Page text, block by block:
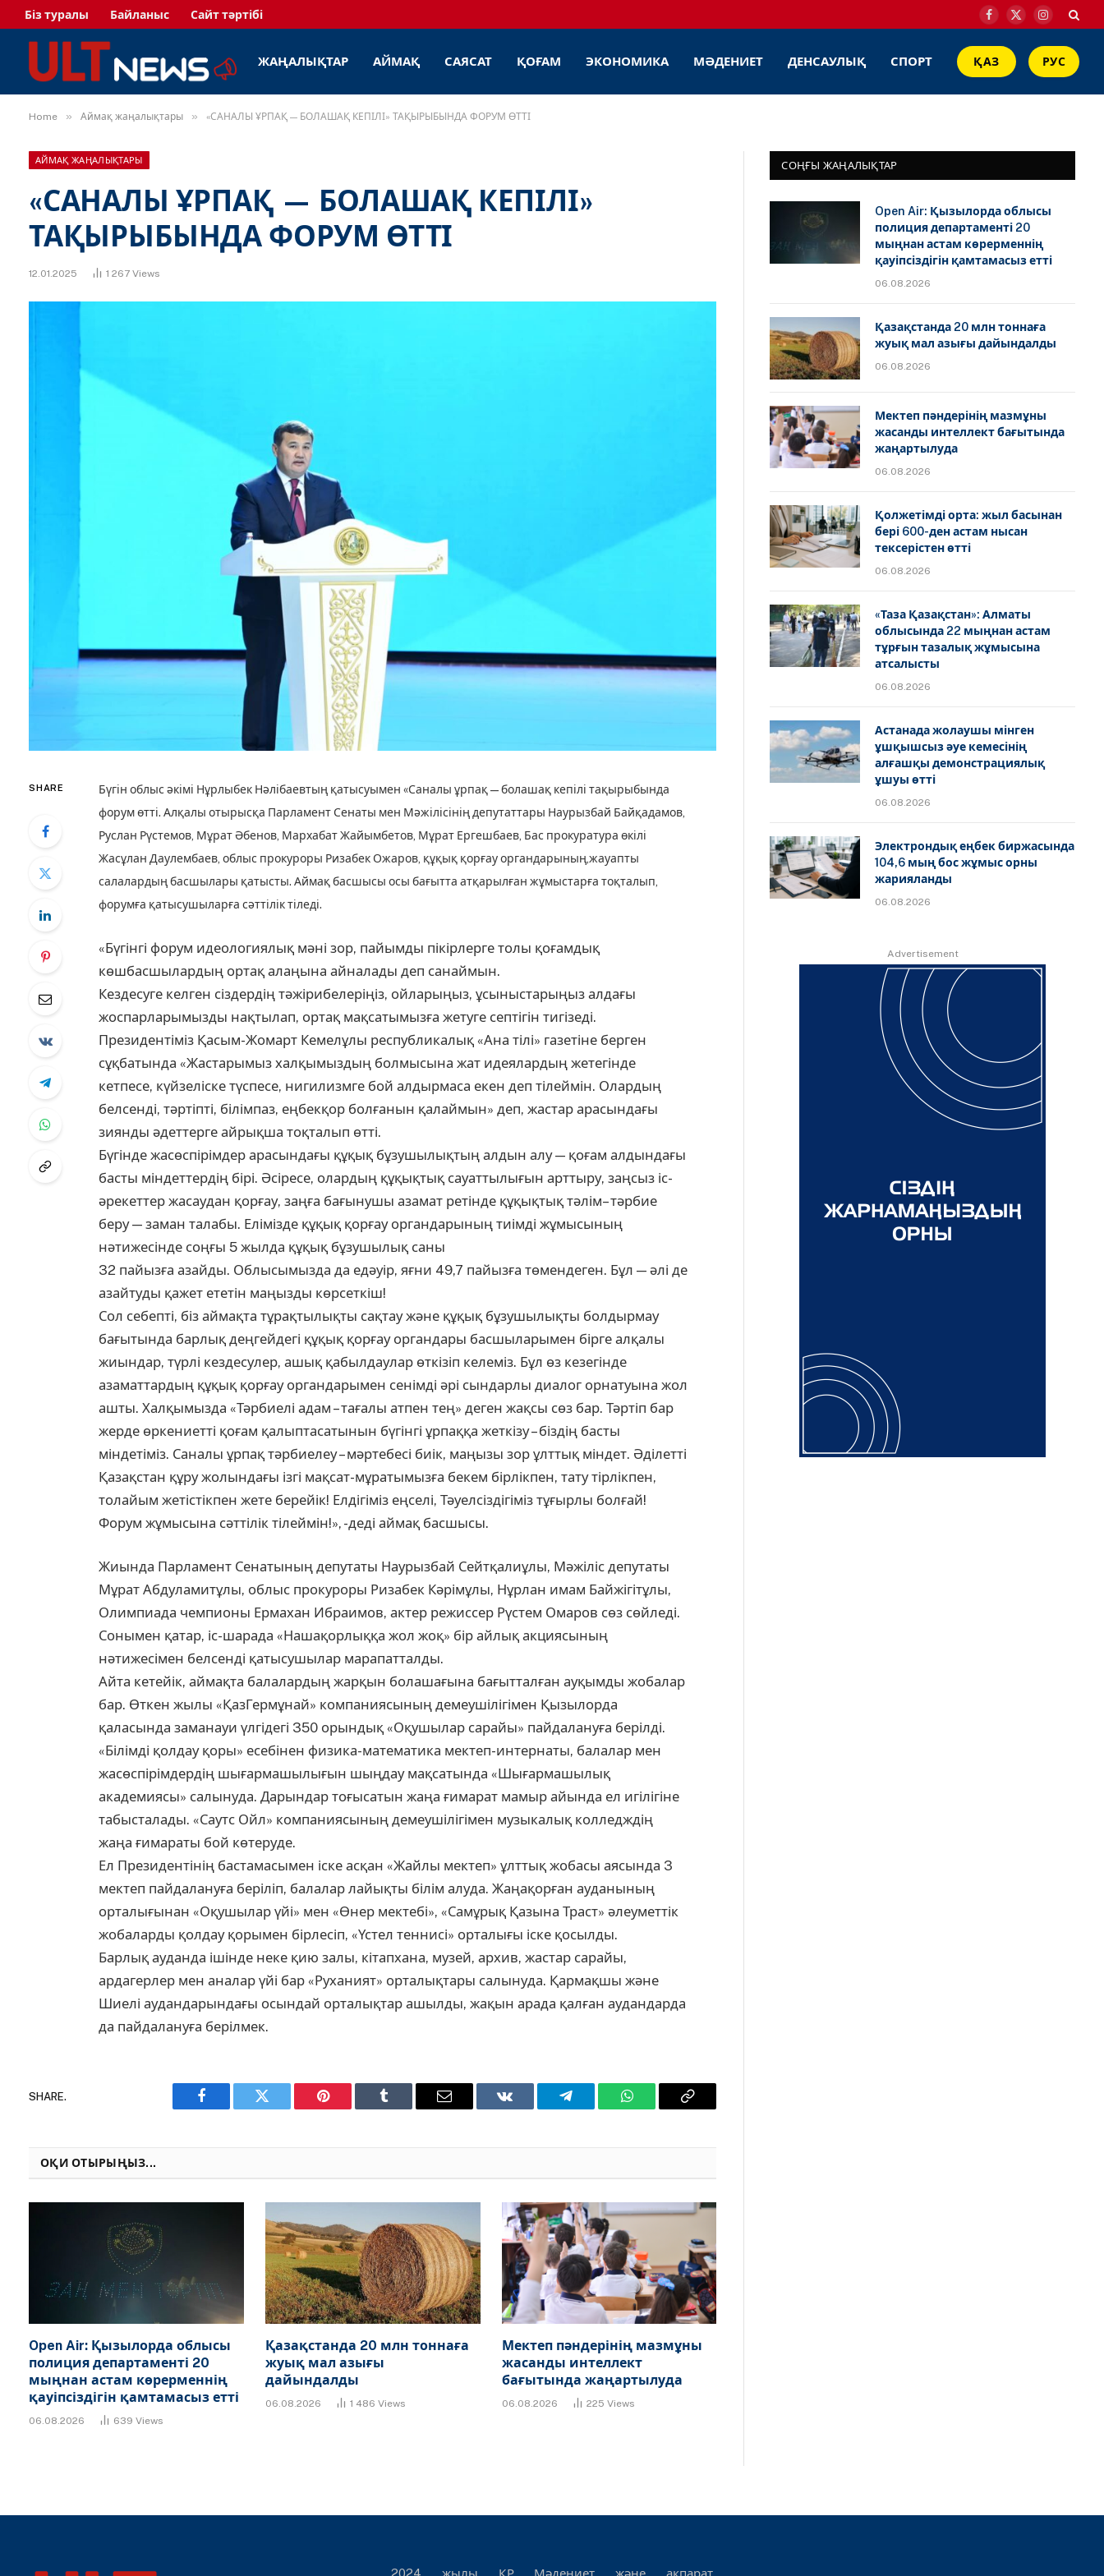
Біз туралы Байланыс Сайт тәртібі
Facebook
X
Instagram
ЖАҢАЛЫҚТАР АЙМАҚ САЯСАТ ҚОҒАМ ЭКОНОМИКА МӘДЕНИЕТ ДЕНСАУЛЫҚ СПОРТ ҚАЗ РУС
Home » Аймақ жаңалықтары » «САНАЛЫ ҰРПАҚ — БОЛАШАҚ КЕПІЛІ» ТАҚЫРЫБЫНДА ФОРУМ ӨТТІ
АЙМАҚ ЖАҢАЛЫҚТАРЫ
«САНАЛЫ ҰРПАҚ — БОЛАШАҚ КЕПІЛІ»
ТАҚЫРЫБЫНДА ФОРУМ ӨТТІ
12.01.2025 1 267 Views
SHARE
Бүгін облыс әкімі Нұрлыбек Нәлібаевтың қатысуымен «Саналы ұрпақ — болашақ кепілі тақырыбында
форум өтті. Алқалы отырысқа Парламент Сенаты мен Мәжілісінің депутаттары Наурызбай Байқадамов,
Руслан Рүстемов, Мұрат Әбенов, Мархабат Жайымбетов, Мұрат Ергешбаев, Бас прокуратура өкілі
Жасұлан Даулембаев, облыс прокуроры Ризабек Ожаров, құқық қорғау органдарының,жауапты
салалардың басшылары қатысты. Аймақ басшысы осы бағытта атқарылған жұмыстарға тоқталып,
форумға қатысушыларға сәттілік тіледі.
«Бүгінгі форум идеологиялық мәні зор, пайымды пікірлерге толы қоғамдық
көшбасшылардың ортақ алаңына айналады деп санаймын.
Кездесуге келген сіздердің тәжірибелеріңіз, ойларыңыз, ұсыныстарыңыз алдағы
жоспарларымызды нақтылап, ортақ мақсатымызға жетуге септігін тигізеді.
Президентіміз Қасым-Жомарт Кемелұлы республикалық «Ана тілі» газетіне берген
сұқбатында «Жастарымыз халқымыздың болмысына жат идеялардың жетегінде
кетпесе, күйзеліске түспесе, нигилизмге бой алдырмаса екен деп тілеймін. Олардың
белсенді, тәртіпті, білімпаз, еңбекқор болғанын қалаймын» деп, жастар арасындағы
зиянды әдеттерге айрықша тоқталып өтті.
Бүгінде жасөспірімдер арасындағы құқық бұзушылықтың алдын алу — қоғам алдындағы
басты міндеттердің бірі. Әсіресе, олардың құқықтық сауаттылығын арттыру, заңсыз іс-
әрекеттер жасаудан қорғау, заңға бағынушы азамат ретінде құқықтық тәлім– тәрбие
беру — заман талабы. Елімізде құқық қорғау органдарының тиімді жұмысының
нәтижесінде соңғы 5 жылда құқық бұзушылық саны
32 пайызға азайды. Облысымызда да едәуір, яғни 49,7 пайызға төмендеген. Бұл — әлі де
азайтуды қажет ететін маңызды көрсеткіш!
Сол себепті, біз аймақта тұрақтылықты сақтау және құқық бұзушылықты болдырмау
бағытында барлық деңгейдегі құқық қорғау органдары басшыларымен бірге алқалы
жиындар, түрлі кездесулер, ашық қабылдаулар өткізіп келеміз. Бұл өз кезегінде
азаматтардың құқық қорғау органдарымен сенімді әрі сындарлы диалог орнатуына жол
ашты. Халқымызда «Тәрбиелі адам – тағалы атпен тең» деген жақсы сөз бар. Тәртіп бар
жерде өркениетті қоғам қалыптасатынын бүгінгі ұрпаққа жеткізу – біздің басты
міндетіміз. Саналы ұрпақ тәрбиелеу – мәртебесі биік, маңызы зор ұлттық міндет. Әділетті
Қазақстан құру жолындағы ізгі мақсат-мұратымызға бекем бірлікпен, тату тірлікпен,
толайым жетістікпен жете берейік! Елдігіміз еңселі, Тәуелсіздігіміз тұғырлы болғай!
Форум жұмысына сәттілік тілеймін!», -деді аймақ басшысы.
Жиында Парламент Сенатының депутаты Наурызбай Сейтқалиұлы, Мәжіліс депутаты
Мұрат Абдуламитұлы, облыс прокуроры Ризабек Кәрімұлы, Нұрлан имам Байжігітұлы,
Олимпиада чемпионы Ермахан Ибраимов, актер режиссер Рүстем Омаров сөз сөйледі.
Сонымен қатар, іс-шарада «Нашақорлыққа жол жоқ» бір айлық акциясының
нәтижесімен белсенді қатысушылар марапатталды.
Айта кетейік, аймақта балалардың жарқын болашағына бағытталған ауқымды жобалар
бар. Өткен жылы «ҚазГермұнай» компаниясының демеушілігімен Қызылорда
қаласында заманауи үлгідегі 350 орындық «Оқушылар сарайы» пайдалануға берілді.
«Білімді қолдау қоры» есебінен физика-математика мектеп-интернаты, балалар мен
жасөспірімдердің шығармашылығын шыңдау мақсатында «Шығармашылық
академиясы» салынуда. Дарындар тоғысатын жаңа ғимарат мамыр айында ел игілігіне
табысталады. «Саутс Ойл» компаниясының демеушілігімен музыкалық колледждің
жаңа ғимараты бой көтеруде.
Ел Президентінің бастамасымен іске асқан «Жайлы мектеп» ұлттық жобасы аясында 3
мектеп пайдалануға беріліп, балалар лайықты білім алуда. Жаңақорған ауданының
орталығынан «Оқушылар үйі» мен «Өнер мектебі», «Самұрық Қазына Траст» әлеуметтік
жобаларды қолдау қорымен бірлесіп, «Үстел теннисі» орталығы іске қосылды.
Барлық ауданда ішінде неке қию залы, кітапхана, музей, архив, жастар сарайы,
ардагерлер мен аналар үйі бар «Руханият» орталықтары салынуда. Қармақшы және
Шиелі аудандарындағы осындай орталықтар ашылды, жақын арада қалған аудандарда
да пайдалануға берілмек.
SHARE.
Facebook Twitter Pinterest Tumblr Email VKontakteTelegram WhatsAppCopy
ОҚИ ОТЫРЫҢЫЗ...
Open Air: Қызылорда облысы
полиция департаменті 20
мыңнан астам көрерменнің
қауіпсіздігін қамтамасыз етті
06.08.2026 639 Views
Қазақстанда 20 млн тоннаға
жуық мал азығы
дайындалды
06.08.2026 1 486 Views
Мектеп пәндерінің мазмұны
жасанды интеллект
бағытында жаңартылуда
06.08.2026 225 Views
СОҢҒЫ ЖАҢАЛЫҚТАР
Open Air: Қызылорда облысы
полиция департаменті 20
мыңнан астам көрерменнің
қауіпсіздігін қамтамасыз етті
06.08.2026
Қазақстанда 20 млн тоннаға
жуық мал азығы дайындалды
06.08.2026
Мектеп пәндерінің мазмұны
жасанды интеллект бағытында
жаңартылуда
06.08.2026
Қолжетімді орта: жыл басынан
бері 600-ден астам нысан
тексерістен өтті
06.08.2026
«Таза Қазақстан»: Алматы
облысында 22 мыңнан астам
тұрғын тазалық жұмысына
атсалысты
06.08.2026
Астанада жолаушы мінген
ұшқышсыз әуе кемесінің
алғашқы демонстрациялық
ұшуы өтті
06.08.2026
Электрондық еңбек биржасында
104,6 мың бос жұмыс орны
жарияланды
06.08.2026
Advertisement
2024 жылы ҚР Мәдениет және ақпарат